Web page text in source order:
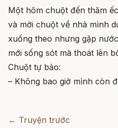
Một hôm chuột đến thăm
và mời chuột về nhà mình
xuống theo nhưng gặp
mới sống sót mà thoát lên
Chuột tự bảo:
– Không bao giờ mình còn
← Truyện trước